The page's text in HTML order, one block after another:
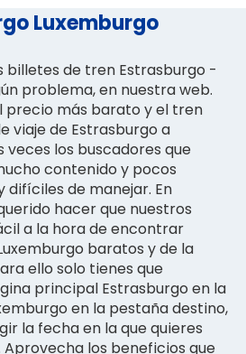
Luxemburgo
billetes de tren Estrasburgo -
problema, en nuestra web.
precio más barato y el tren
viaje de Estrasburgo a
veces los buscadores que
contenido y pocos
difíciles de manejar. En
hacer que nuestros
a la hora de encontrar
baratos y de la
ello solo tienes que
principal Estrasburgo en la
en la pestaña destino,
la fecha en la que quieres
Aprovecha los beneficios que